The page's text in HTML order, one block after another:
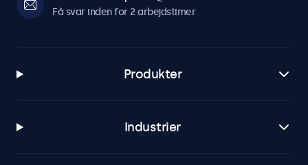
Få svar inden for 2 arbejdstimer
Produkter
Industrier